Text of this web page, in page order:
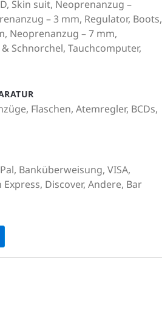
Skin suit, Neoprenanzug –
– 3 mm, Regulator, Boots,
Neoprenanzug – 7 mm,
Schnorchel, Tauchcomputer,
Flaschen, Atemregler, BCDs,
Banküberweisung, VISA,
Discover, Andere, Bar